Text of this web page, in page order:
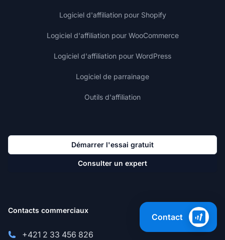
Logiciel d'affiliation pour Shopify
Logiciel d'affiliation pour WooCommerce
Logiciel d'affiliation pour WordPress
Logiciel de parrainage
Outils d'affiliation
Démarrer l'essai gratuit
Consulter un expert
Contacts commerciaux
+421 2 33 456 826
Contact